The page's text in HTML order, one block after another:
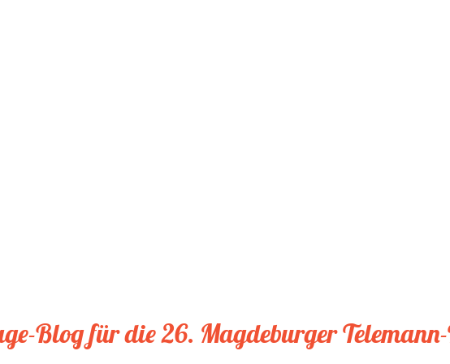
Blog für die 26. Magdeburger